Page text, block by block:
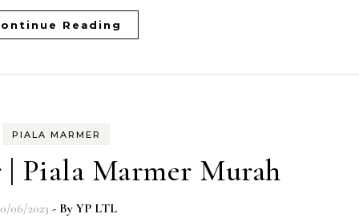
Reading
PIALA MARMER
Piala Marmer Murah
06/2023 - By YP LTL